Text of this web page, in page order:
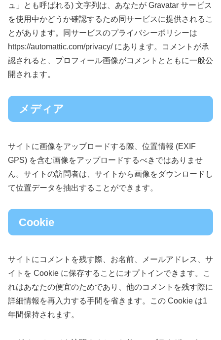
ュ」とも呼ばれる) 文字列は、あなたが Gravatar サービス
を使用中かどうか確認するため同サービスに提供されるこ
とがあります。同サービスのプライバシーポリシーは
https://automattic.com/privacy/ にあります。コメントが承
認されると、プロフィール画像がコメントとともに一般公
開されます。
メディア
サイトに画像をアップロードする際、位置情報 (EXIF
GPS) を含む画像をアップロードするべきではありませ
ん。サイトの訪問者は、サイトから画像をダウンロードし
て位置データを抽出することができます。
Cookie
サイトにコメントを残す際、お名前、メールアドレス、サ
イトを Cookie に保存することにオプトインできます。こ
れはあなたの便宜のためであり、他のコメントを残す際に
詳細情報を再入力する手間を省きます。この Cookie は1
年間保持されます。